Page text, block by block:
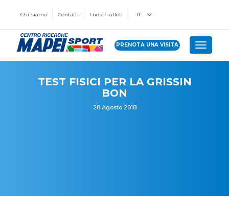
Chi siamo Contatti I nostri atleti IT
PRENOTA UNA VISITA Toggle
TEST FISICI PER LA GRISSIN
BON
28 Agosto 2018